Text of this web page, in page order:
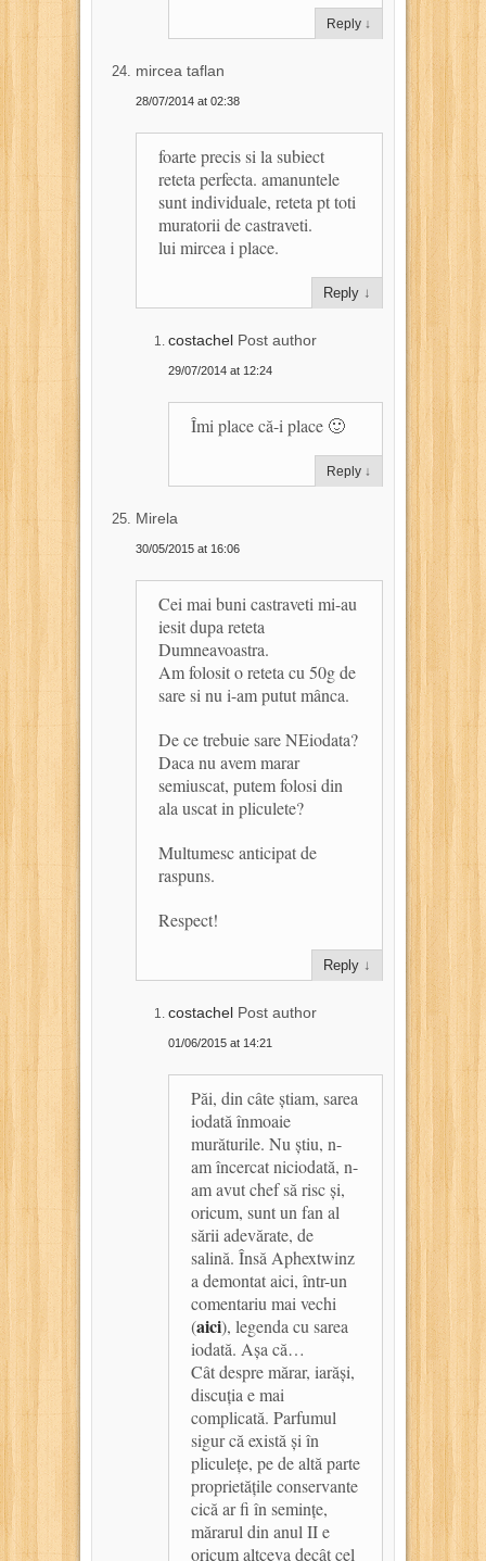
Reply ↓
mircea taflan
28/07/2014 at 02:38
foarte precis si la subiect
reteta perfecta. amanuntele
sunt individuale, reteta pt toti
muratorii de castraveti.
lui mircea i place.
Reply ↓
costachel Post author
29/07/2014 at 12:24
Îmi place că-i place 🙂
Reply ↓
Mirela
30/05/2015 at 16:06
Cei mai buni castraveti mi-au
iesit dupa reteta
Dumneavoastra.
Am folosit o reteta cu 50g de
sare si nu i-am putut mânca.
De ce trebuie sare NEiodata?
Daca nu avem marar
semiuscat, putem folosi din
ala uscat in pliculete?
Multumesc anticipat de
raspuns.
Respect!
Reply ↓
costachel Post author
01/06/2015 at 14:21
Păi, din câte știam, sarea
iodată înmoaie
murăturile. Nu știu, n-
am încercat niciodată, n-
am avut chef să risc și,
oricum, sunt un fan al
sării adevărate, de
salină. Însă Aphextwinz
a demontat aici, într-un
comentariu mai vechi
(aici), legenda cu sarea
iodată. Așa că…
Cât despre mărar, iarăși,
discuția e mai
complicată. Parfumul
sigur că există și în
pliculețe, pe de altă parte
proprietățile conservante
cică ar fi în semințe,
mărarul din anul II e
oricum altceva decât cel